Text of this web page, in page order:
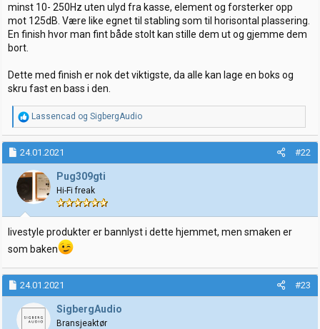
minst 10- 250Hz uten ulyd fra kasse, element og forsterker opp
mot 125dB. Være like egnet til stabling som til horisontal plassering.
En finish hvor man fint både stolt kan stille dem ut og gjemme dem
bort.
Dette med finish er nok det viktigste, da alle kan lage en boks og
skru fast en bass i den.
R
e
a
k
s
j
n
e
r
:
Lassencad og SigbergAudio
24.01.2021 #22
Pug309gti
Hi-Fi freak
livestyle produkter er bannlyst i dette hjemmet, men smaken er
som baken
24.01.2021 #23
SigbergAudio
Bransjeaktør